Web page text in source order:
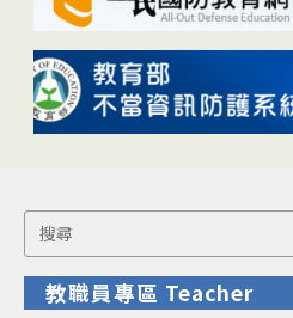
Search
for:
教職員專區 Teacher